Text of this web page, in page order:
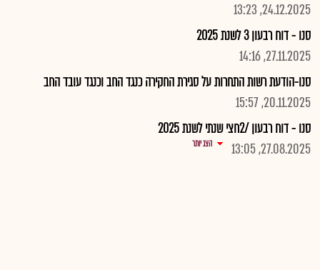
24.12.2025, 13:23
סנו - דוח רבעון 3 לשנת 2025
27.11.2025, 14:16
סנו-הודעת רשות התחרות על סגירת החקירה כנגד החב וכנגד עובד החב
20.11.2025, 15:57
סנו - דוח רבעון /2חצי שנתי לשנת 2025
27.08.2025, 13:05
הצג יותר